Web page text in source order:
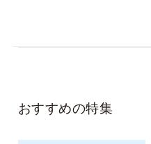
おすすめの特集